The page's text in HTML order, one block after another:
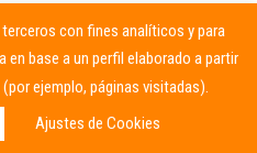
con fines analíticos y para
base a un perfil elaborado a partir
ejemplo, páginas visitadas).
Ajustes de Cookies